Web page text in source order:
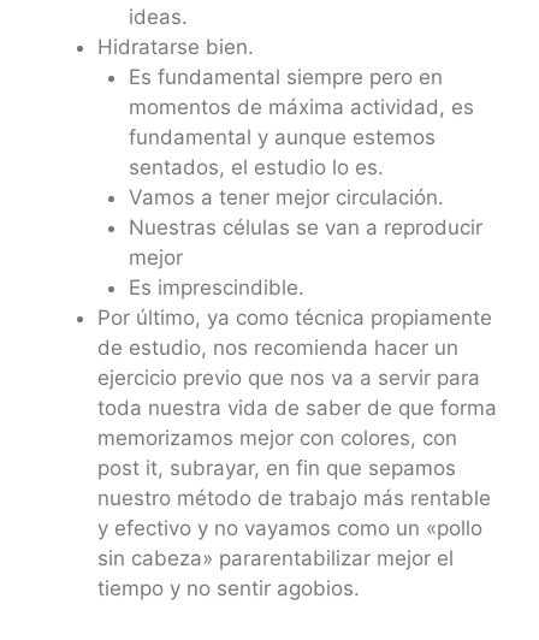
ideas.
Hidratarse bien.
Es fundamental siempre pero en
momentos de máxima actividad, es
fundamental y aunque estemos
sentados, el estudio lo es.
Vamos a tener mejor circulación.
Nuestras células se van a reproducir
mejor
Es imprescindible.
Por último, ya como técnica propiamente
de estudio, nos recomienda hacer un
ejercicio previo que nos va a servir para
toda nuestra vida de saber de que forma
memorizamos mejor con colores, con
post it, subrayar, en fin que sepamos
nuestro método de trabajo más rentable
y efectivo y no vayamos como un «pollo
sin cabeza» pararentabilizar mejor el
tiempo y no sentir agobios.